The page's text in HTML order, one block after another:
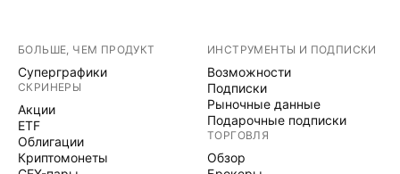
БОЛЬШЕ, ЧЕМ ПРОДУКТ
Суперграфики
СКРИНЕРЫ
Акции
ETF
Облигации
Криптомонеты
ИНСТРУМЕНТЫ И ПОДПИСКИ
Возможности
Подписки
Рыночные данные
Подарочные подписки
ТОРГОВЛЯ
Обзор